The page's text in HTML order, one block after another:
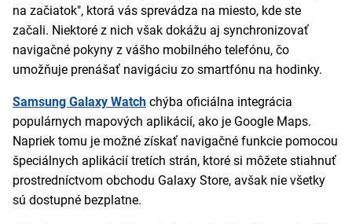
na začiatok", ktorá vás sprevádza na miesto, kde ste
začali. Niektoré z nich však dokážu aj synchronizovať
navigačné pokyny z vášho mobilného telefónu, čo
umožňuje prenášať navigáciu zo smartfónu na hodinky.
Samsung Galaxy Watch chýba oficiálna integrácia
populárnych mapových aplikácií, ako je Google Maps.
Napriek tomu je možné získať navigačné funkcie pomocou
špeciálnych aplikácií tretích strán, ktoré si môžete stiahnuť
prostredníctvom obchodu Galaxy Store, avšak nie všetky
sú dostupné bezplatne.